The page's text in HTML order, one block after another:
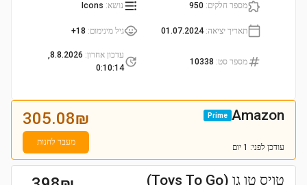
מספר חלקים:
950 נושא:
Icons
תאריך יציאה:
01.07.2024 גיל מינימום:
18+
מספר סט:
10338
עדכון אחרון:
8.8.2026,
0:10:14
Amazon
Prime
עודכן לפני: 1 יום
305.08₪
מעבר לחנות
טויס טו גו (Toys To Go)